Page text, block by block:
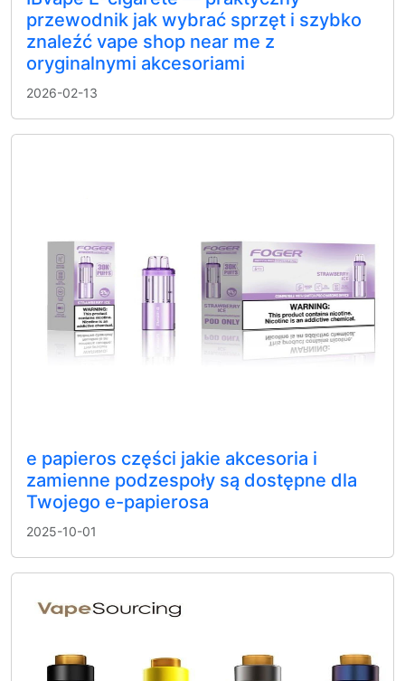
przewodnik jak wybrać sprzęt i szybko
znaleźć vape shop near me z
oryginalnymi akcesoriami
2026-02-13
e papieros części jakie akcesoria i
zamienne podzespoły są dostępne dla
Twojego e-papierosa
2025-10-01